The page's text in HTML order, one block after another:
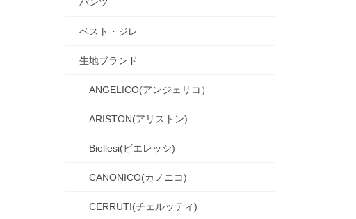
ベスト・ジレ
生地ブランド
ANGELICO(アンジェリコ）
ARISTON(アリストン)
Biellesi(ビエレッシ)
CANONICO(カノニコ)
CERRUTI(チェルッティ)